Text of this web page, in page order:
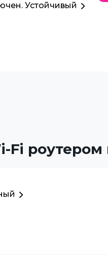
Устойчивый
Fi роутером